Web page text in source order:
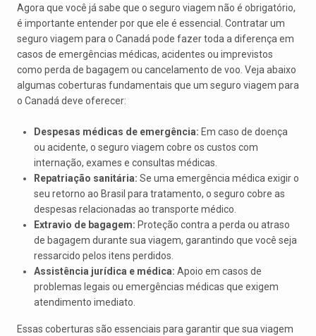
Agora que você já sabe que o seguro viagem não é obrigatório,
é importante entender por que ele é essencial. Contratar um
seguro viagem para o Canadá pode fazer toda a diferença em
casos de emergências médicas, acidentes ou imprevistos
como perda de bagagem ou cancelamento de voo. Veja abaixo
algumas coberturas fundamentais que um seguro viagem para
o Canadá deve oferecer:
Despesas médicas de emergência: Em caso de doença
ou acidente, o seguro viagem cobre os custos com
internação, exames e consultas médicas.
Repatriação sanitária: Se uma emergência médica exigir o
seu retorno ao Brasil para tratamento, o seguro cobre as
despesas relacionadas ao transporte médico.
Extravio de bagagem: Proteção contra a perda ou atraso
de bagagem durante sua viagem, garantindo que você seja
ressarcido pelos itens perdidos.
Assistência jurídica e médica: Apoio em casos de
problemas legais ou emergências médicas que exigem
atendimento imediato.
Essas coberturas são essenciais para garantir que sua viagem